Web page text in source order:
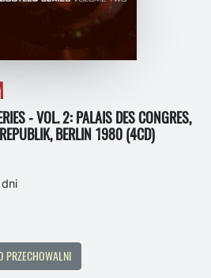
- VOL. 2: PALAIS DES CONGRES,
BERLIN 1980 (4CD)
PRZECHOWALNI